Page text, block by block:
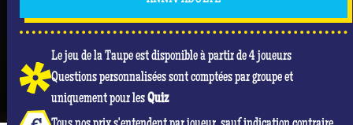
Le jeu de la Taupe est disponible à partir de 4 joueurs
Questions personnalisées sont comptées par groupe et
uniquement pour lesQuiz